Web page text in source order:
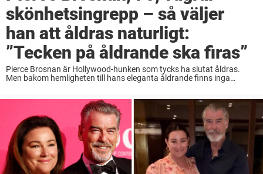
skönhetsingrepp – så väljer
han att åldras naturligt:
”Tecken på åldrande ska firas”
Pierce Brosnan är Hollywood-hunken som tycks ha slutat åldras.
Men bakom hemligheten till hans eleganta åldrande finns inga